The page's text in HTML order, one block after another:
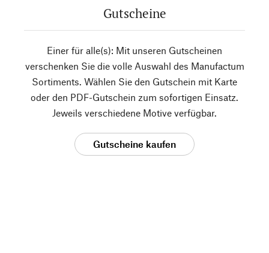
Gutscheine
Einer für alle(s): Mit unseren Gutscheinen
verschenken Sie die volle Auswahl des Manufactum
Sortiments. Wählen Sie den Gutschein mit Karte
oder den PDF-Gutschein zum sofortigen Einsatz.
Jeweils verschiedene Motive verfügbar.
Gutscheine kaufen